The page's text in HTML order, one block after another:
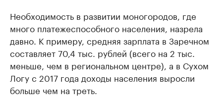
Необходимость в развитии моногородов, где
много платежеспособного населения, назрела
давно. К примеру, средняя зарплата в Заречном
составляет 70,4 тыс. рублей (всего на 2 тыс.
меньше, чем в региональном центре), а в Сухом
Логу с 2017 года доходы населения выросли
больше чем на треть.